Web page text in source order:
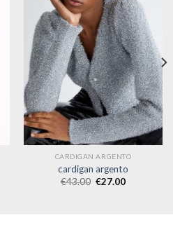
CARDIGAN ARGENTO
cardigan argento
€43.00 €27.00